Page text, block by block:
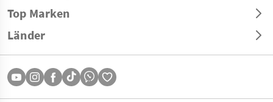
Top Marken
Länder